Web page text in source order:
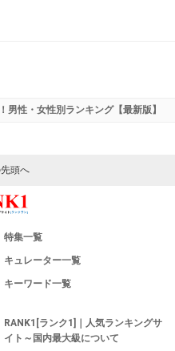
男性・女性別ランキング【最新版】
頭へ
特集一覧
キュレーター一覧
キーワード一覧
RANK1[ランク1]｜人気ランキングサ
イト～国内最大級について